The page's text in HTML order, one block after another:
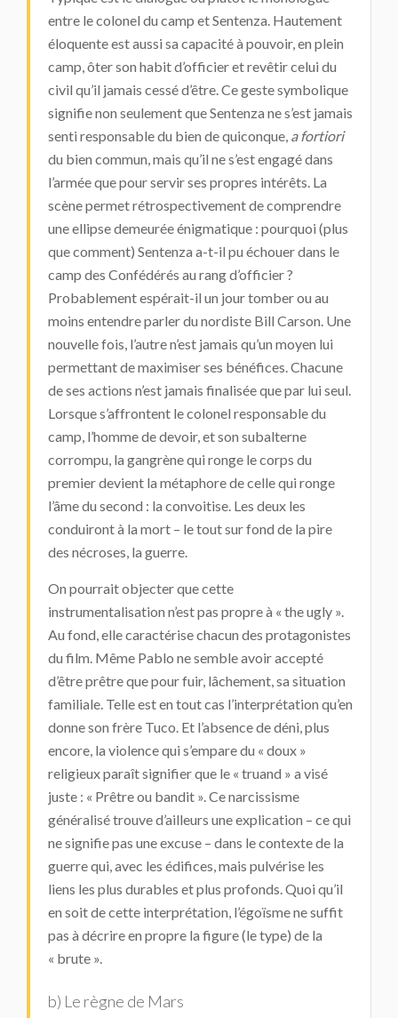
entre le colonel du camp et Sentenza. Hautement
éloquente est aussi sa capacité à pouvoir, en plein
camp, ôter son habit d’officier et revêtir celui du
civil qu’il jamais cessé d’être. Ce geste symbolique
signifie non seulement que Sentenza ne s’est jamais
senti responsable du bien de quiconque, a fortiori
du bien commun, mais qu’il ne s’est engagé dans
l’armée que pour servir ses propres intérêts. La
scène permet rétrospectivement de comprendre
une ellipse demeurée énigmatique : pourquoi (plus
que comment) Sentenza a-t-il pu échouer dans le
camp des Confédérés au rang d’officier ?
Probablement espérait-il un jour tomber ou au
moins entendre parler du nordiste Bill Carson. Une
nouvelle fois, l’autre n’est jamais qu’un moyen lui
permettant de maximiser ses bénéfices. Chacune
de ses actions n’est jamais finalisée que par lui seul.
Lorsque s’affrontent le colonel responsable du
camp, l’homme de devoir, et son subalterne
corrompu, la gangrène qui ronge le corps du
premier devient la métaphore de celle qui ronge
l’âme du second : la convoitise. Les deux les
conduiront à la mort – le tout sur fond de la pire
des nécroses, la guerre.
On pourrait objecter que cette
instrumentalisation n’est pas propre à « the ugly ».
Au fond, elle caractérise chacun des protagonistes
du film. Même Pablo ne semble avoir accepté
d’être prêtre que pour fuir, lâchement, sa situation
familiale. Telle est en tout cas l’interprétation qu’en
donne son frère Tuco. Et l’absence de déni, plus
encore, la violence qui s’empare du « doux »
religieux paraît signifier que le « truand » a visé
juste : « Prêtre ou bandit ». Ce narcissisme
généralisé trouve d’ailleurs une explication – ce qui
ne signifie pas une excuse – dans le contexte de la
guerre qui, avec les édifices, mais pulvérise les
liens les plus durables et plus profonds. Quoi qu’il
en soit de cette interprétation, l’égoïsme ne suffit
pas à décrire en propre la figure (le type) de la
« brute ».
b) Le règne de Mars